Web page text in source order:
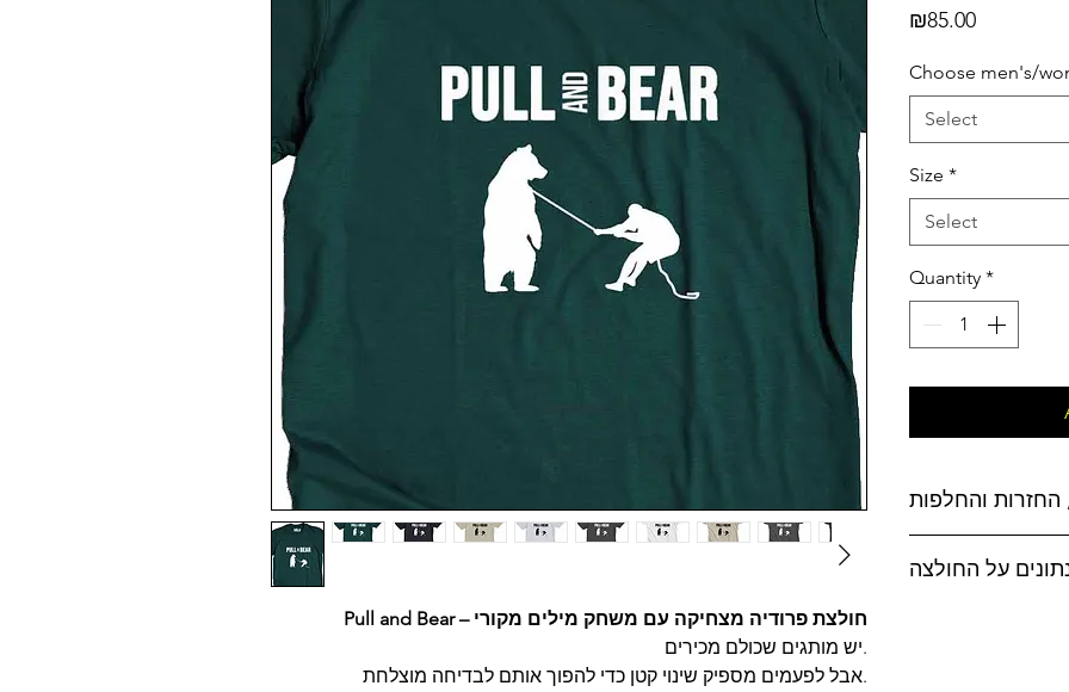
Pull and Bear – חולצת פרודיה מצחיקה עם משחק מילים מקורי
יש מותגים שכולם מכירים.
אבל לפעמים מספיק שינוי קטן כדי להפוך אותם לבדיחה מוצלחת.
₪85.00Price
Choose men's/
Select
Size *
Select
Quantity *
והחלפות
על החולצה